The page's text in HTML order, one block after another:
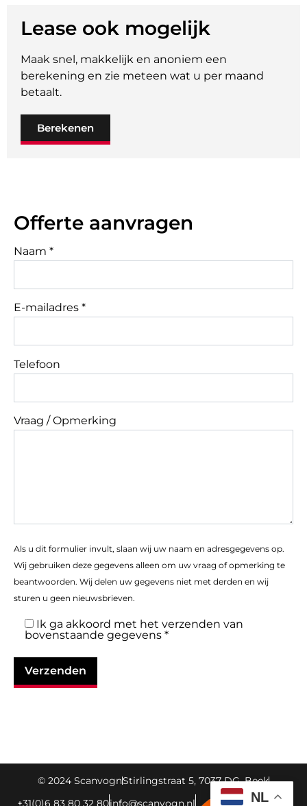
Offerte aanvragen
Naam *
E-mailadres *
Telefoon
Vraag / Opmerking
Als u dit formulier invult, slaan wij uw naam en adresgegevens op.
Wij gebruiken deze gegevens alleen om uw vraag of opmerking te
beantwoorden. Wij delen uw gegevens niet met derden en wij
sturen u geen nieuwsbrieven.
Ik ga akkoord met het verzenden van
bovenstaande gegevens *
Lease ook mogelijk
Maak snel, makkelijk en anoniem een
berekening en zie meteen wat u per maand
betaalt.
Berekenen
© 2024 ScanvognStirlingstraat 5, 7037 DG, Beek
+31(0)6 83 80 32 80info@scanvogn.nl NL